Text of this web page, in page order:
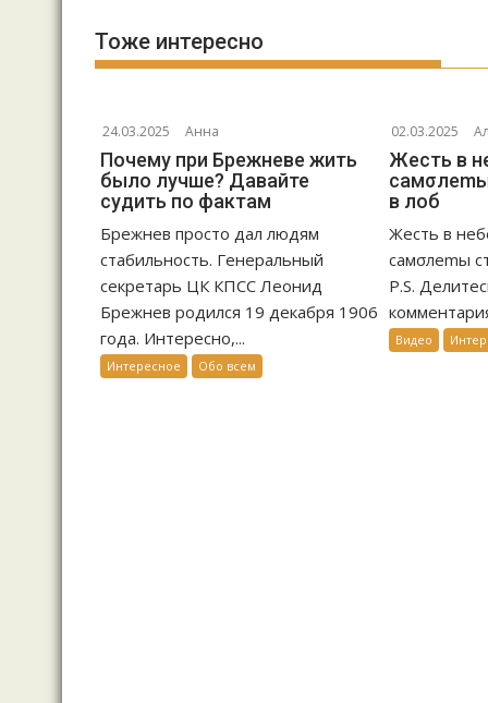
Тоже интересно
24.03.2025 Анна
Почему при Брежневе жить
было лучше? Давайте
судить по фактам
Брежнев просто дал людям
стабильность. Генеральный
секретарь ЦК КПСС Леонид
Брежнев родился 19 декабря 1906
года. Интересно,...
Интересное Обо всем
02.03.2025
Жесть в
в лоб
Жесть в
самσлеmы
P.S.
Видео